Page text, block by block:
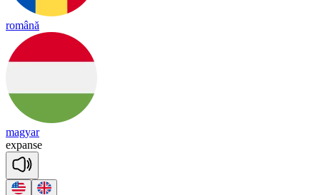
română
magyar
expanse